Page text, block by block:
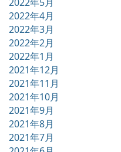
2022年5月
2022年4月
2022年3月
2022年2月
2022年1月
2021年12月
2021年11月
2021年10月
2021年9月
2021年8月
2021年7月